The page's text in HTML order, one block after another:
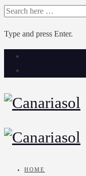
SEARCH
Type and press Enter.
Skip
HOME